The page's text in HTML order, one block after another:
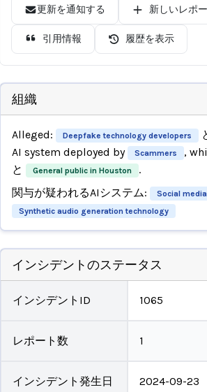
更新を通知する 新しいレポ
引用情報 履歴を表示
組織
Alleged: Deepfake technology developers
AI system deployed by Scammers ,
と General public in Houston
.
関与が疑われるAIシステム:
Social
Synthetic audio generation technology
インシデントのステータス
インシデントID 1065
レポート数 1
インシデント発生日 2024-09-23